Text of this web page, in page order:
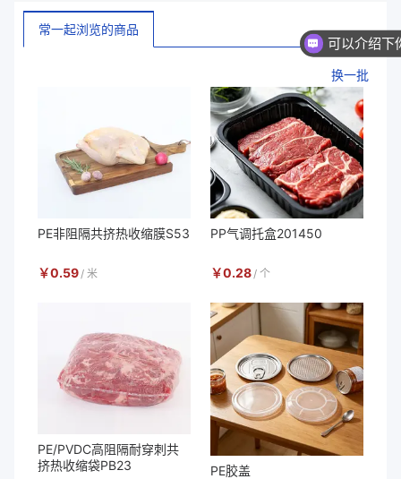
常一起浏览的商品
换一批
PE非阻隔共挤热收缩膜S53
￥0.59 / 米
PP气调托盒201450
￥0.28 / 个
PE/PVDC高阻隔耐穿刺共
挤热收缩袋PB23
PE胶盖